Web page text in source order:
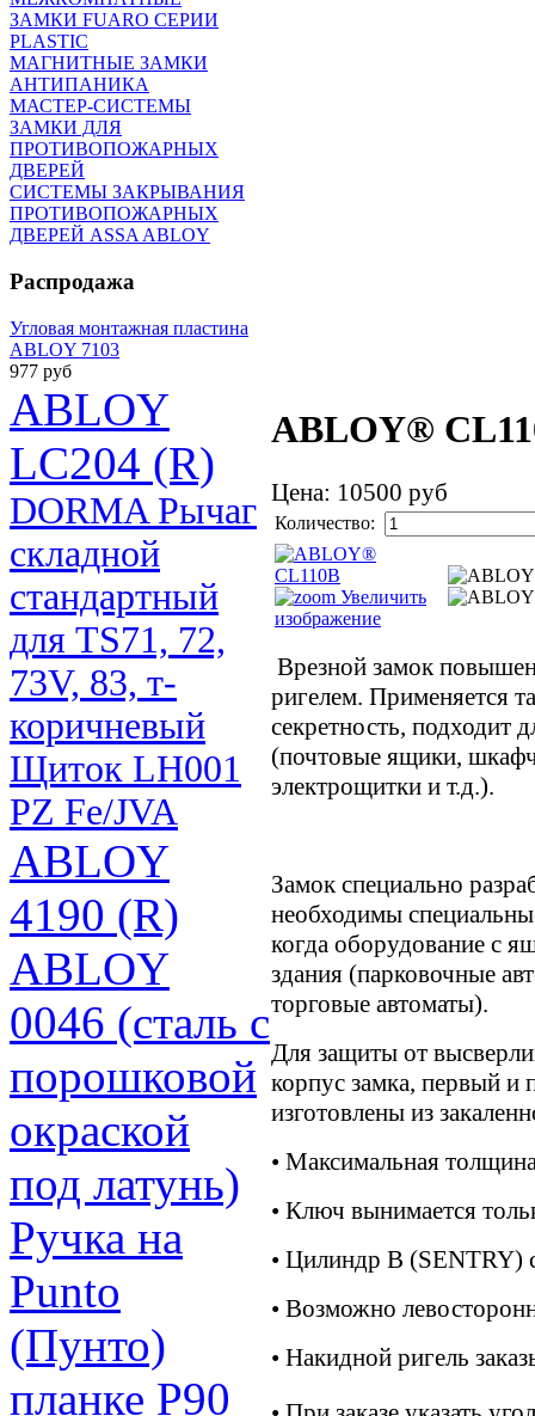
ЗАМКИ FUARO СЕРИИ
PLASTIC
МАГНИТНЫЕ ЗАМКИ
АНТИПАНИКА
МАСТЕР-СИСТЕМЫ
ЗАМКИ ДЛЯ
ПРОТИВОПОЖАРНЫХ
ДВЕРЕЙ
СИСТЕМЫ ЗАКРЫВАНИЯ
ПРОТИВОПОЖАРНЫХ
ДВЕРЕЙ ASSA ABLOY
Распродажа
Угловая монтажная пластина
ABLOY 7103
977 руб
ABLOY®
Цена: 10500 руб
Количество:
Увеличить
изображение
Врезной замок
ригелем. Применяется
секретность, подходит
(почтовые ящики,
электрощитки и т.д.).
Замок специально
необходимы
когда оборудование с
здания (парковочные
торговые автоматы).
Для защиты от
корпус замка, первый и
изготовлены из
• Максимальная
• Ключ вынимается
• Цилиндр B (SENTRY)
• Возможно
• Накидной ригель
ABLOY
LC204 (R)
DORMA Рычаг
складной
стандартный
для TS71, 72,
73V, 83, т-
коричневый
Щиток LH001
PZ Fe/JVA
ABLOY
4190 (R)
ABLOY
0046 (сталь с
порошковой
окраской
под латунь)
Ручка на
Punto
(Пунто)
планке P90